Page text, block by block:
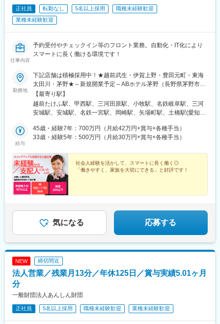
アップも目指せます。
変更の範囲：会社の定める業務
・高速道路建設に伴う設備設計、関係各所との調整、工事進捗管
理
・サービスエリアの建物・設備管理および改修企画
・物流拠点など新規事業における設備導入検討
■職務の特徴／魅力
施工会社での経験をお持ちの方であれば「発注者側」として上流
工程から関われるため、より広い視点でプロジェクトを推進でき
ます。
また、ITSや自動運転関連技術など先端領域にも関わる機会があ
り、技術者としての市場価値向上が可能です。
働き方の面でも、完全週休2日制・ノー残業デー・在宅勤務制度を
整備しており、長期的にキャリアを築ける環境です。
各支社・事業所の設備部門へ配属予定。中途入社者も多く、施工
管理や設備保全、メーカー出身者など多様なバックグラウンドの
社員が活躍しています。
正社員 転勤なし 5名以上採用
職種未経験歓迎
業種未経験歓迎
仕事内容
予約受付やチェックイン等のフロント業務。自動化・IT化により
スマートに長く働ける環境です！
勤務地
下記店舗は積極採用中！★越前武生・伊賀上野・豊田元町・東海
太田川・茅野★～新規開業予定～ABホテル茅野（長野県茅野市）
2026年9月頃予定★マイカー通勤OK (駐車場完備)★U・Iターン歓
迎★転勤なし！全国にあるABホテルのうち、いずれかの店舗にて
勤務となります。※配属先はご希望をお伺いした上で決定いたしま
【最寄り駅】
越前たけふ駅、甲西駅、三河田原駅、小牧駅、名鉄岐阜駅、三河
安城駅、安城駅、名鉄一宮駅、岡崎駅、矢場町駅、土橋駅(愛知
駅、磐田駅、吉原本町駅、深谷駅、伊勢崎駅、村井駅、巌根駅、
奈良駅、四条駅(京都市営)、堺筋本町駅、堺東駅、近江八幡駅、彦
駅、中津川駅、犬山駅、岐阜駅、尾張一宮駅、栄駅(愛知県)、駅前
駅、可児駅、北鉄金沢駅、関駅(岐阜県)、西一宮駅、栄町駅(愛知
県)、七ツ屋駅
給与
45歳・経験7年：700万円（月給42万円+賞与+各種手当）
33歳・経験5年：500万円（月給30万円+賞与+各種手当）
社会人経験を活かして、スマートに長く働く◎
「働きやすく、家族を大切にできる」と好評です！
気になる 応募する
NEW 締切間近
法人営業／残業月13分／年休125日／賞与実績5.01ヶ月
分
一般財団法人あんしん財団
正社員 5名以上採用 職種未経験歓迎 業種未経験歓迎